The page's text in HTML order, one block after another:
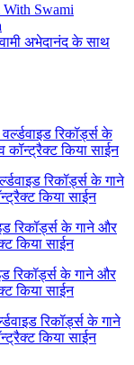
With Swami
अभेदानंद के साथ
रिकॉर्ड्स के
कॉन्ट्रैक्ट किया साईन
रिकॉर्ड्स के गाने
किया साईन
रिकॉर्ड्स के गाने और
किया साईन
रिकॉर्ड्स के गाने और
किया साईन
रिकॉर्ड्स के गाने
किया साईन